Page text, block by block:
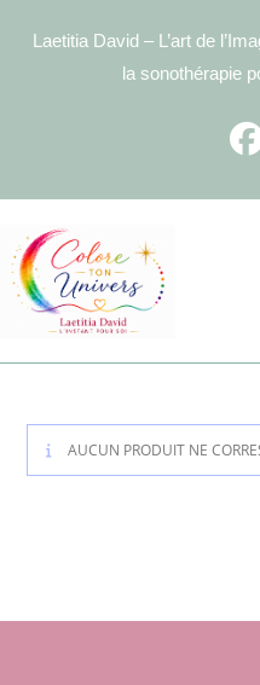
Laetitia David – L’art de
la sonothérapie
AUCUN PRODUIT NE